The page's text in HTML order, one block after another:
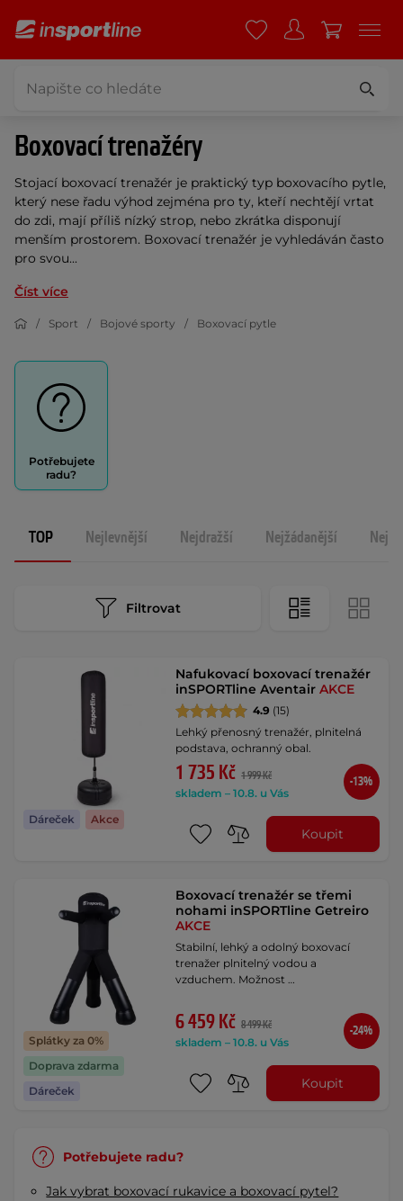
Boxovací trenažéry
Stojací boxovací trenažér je praktický typ boxovacího pytle,
který nese řadu výhod zejména pro ty, kteří nechtějí vrtat
do zdi, mají příliš nízký strop, nebo zkrátka disponují
menším prostorem. Boxovací trenažér je vyhledáván často
pro svou...
Číst více
Sport Bojové sporty Boxovací pytle
Potřebujete
radu?
TOP Nejlevnější Nejdražší Nejžádanější
Filtrovat
Dáreček Akce
Nafukovací boxovací trenažér
inSPORTline AventairAKCE
4.9 (15)
Lehký přenosný trenažér, plnitelná
podstava, ochranný obal.
1 735 Kč 1 999 Kč
skladem – 10.8. u Vás
-13%
Koupit
Splátky za 0%
Doprava zdarma
Dáreček
Boxovací trenažér se třemi
nohami inSPORTline Getreiro
AKCE
Stabilní, lehký a odolný boxovací
trenažer plnitelný vodou a
vzduchem. Možnost …
6 459 Kč 8 499 Kč
skladem – 10.8. u Vás
-24%
Koupit
Potřebujete radu?
Jak vybrat boxovací rukavice a boxovací pytel?